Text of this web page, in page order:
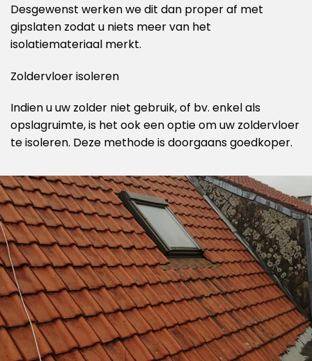
Desgewenst werken we dit dan proper af met
gipslaten zodat u niets meer van het
isolatiemateriaal merkt.
Zoldervloer isoleren
Indien u uw zolder niet gebruik, of bv. enkel als
opslagruimte, is het ook een optie om uw zoldervloer
te isoleren. Deze methode is doorgaans goedkoper.